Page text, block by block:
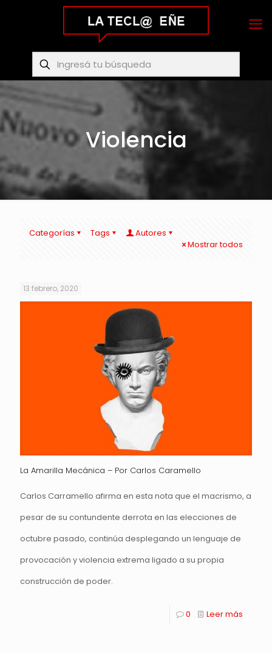
Violencia
Categorías Tags
Autores
Mostrar todos
13 febrero, 2020
La Amarilla Mecánica – Por Carlos Caramello
Carlos Carramello afirma en esta nota que el macrismo, a
pesar de su contundente derrota en las elecciones de
octubre pasado, continúa desplegando un lenguaje de
provocación y violencia extrema ligado a su propia
construcción de poder.
0 Leer más